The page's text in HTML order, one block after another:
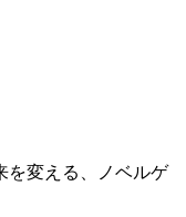
を変える、ノベルゲ